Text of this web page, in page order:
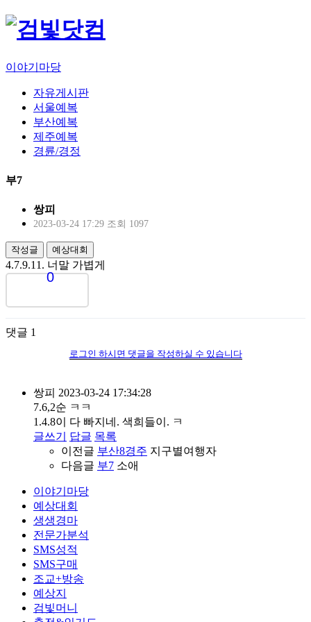
이야기마당
자유게시판
서울예복
부산예복
제주예복
경륜/경정
부7
쌍피
2023-03-24 17:29 조회 1097
작성글 예상대회
4.7.9.11. 너말 가볍게
0
댓글 1
로그인 하시면 댓글을 작성하실 수 있습니다
쌍피 2023-03-24 17:34:28
7.6,2순 ㅋㅋ
1.4.8이 다 빠지네. 색희들이. ㅋ
글쓰기
답글 목록
이전글 부산8경주 지구별여행자
다음글 부7 소애
이야기마당
예상대회
생생경마
전문가분석
SMS성적
SMS구매
조교+방송
예상지
검빛머니